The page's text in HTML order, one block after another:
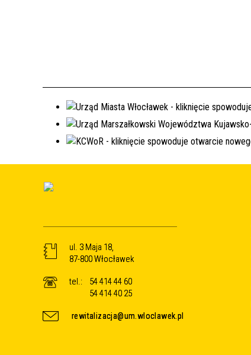
ul. 3 Maja 18,
87-800 Włocławek
tel.:
54 414 44 60
54 414 40 25
rewitalizacja@um.wloclawek.pl